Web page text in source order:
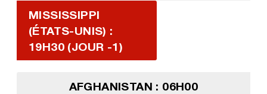
MISSISSIPPI
(ÉTATS-UNIS) :
19H30 (JOUR -1)
AFGHANISTAN : 06H00